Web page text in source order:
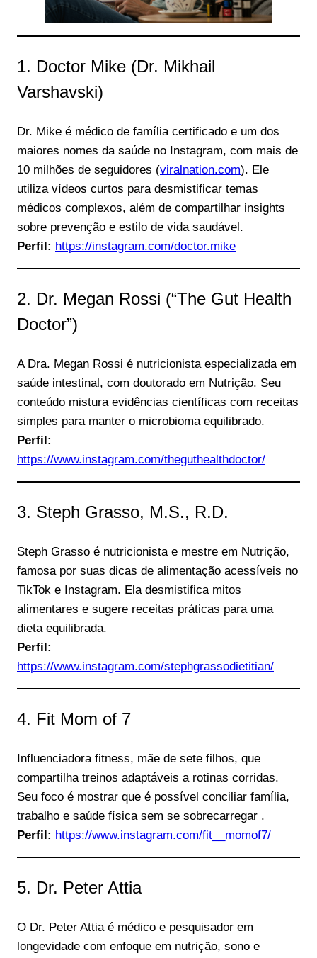
1. Doctor Mike (Dr. Mikhail
Varshavski)
Dr. Mike é médico de família certificado e um dos
maiores nomes da saúde no Instagram, com mais de
10 milhões de seguidores (viralnation.com). Ele
utiliza vídeos curtos para desmistificar temas
médicos complexos, além de compartilhar insights
sobre prevenção e estilo de vida saudável.
Perfil: https://instagram.com/doctor.mike
2. Dr. Megan Rossi (“The Gut Health
Doctor”)
A Dra. Megan Rossi é nutricionista especializada em
saúde intestinal, com doutorado em Nutrição. Seu
conteúdo mistura evidências científicas com receitas
simples para manter o microbioma equilibrado.
Perfil:
https://www.instagram.com/theguthealthdoctor/
3. Steph Grasso, M.S., R.D.
Steph Grasso é nutricionista e mestre em Nutrição,
famosa por suas dicas de alimentação acessíveis no
TikTok e Instagram. Ela desmistifica mitos
alimentares e sugere receitas práticas para uma
dieta equilibrada.
Perfil:
https://www.instagram.com/stephgrassodietitian/
4. Fit Mom of 7
Influenciadora fitness, mãe de sete filhos, que
compartilha treinos adaptáveis a rotinas corridas.
Seu foco é mostrar que é possível conciliar família,
trabalho e saúde física sem se sobrecarregar .
Perfil: https://www.instagram.com/fit__momof7/
5. Dr. Peter Attia
O Dr. Peter Attia é médico e pesquisador em
longevidade com enfoque em nutrição, sono e